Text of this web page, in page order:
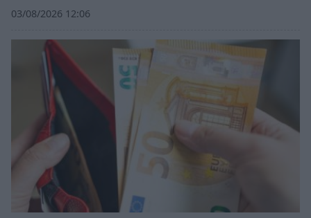
03/08/2026 12:06